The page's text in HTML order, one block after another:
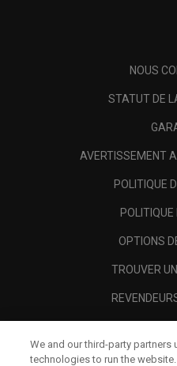
NOUS
STATUT DE
AVERTISSEMENT
POLITIQUE
POLITIQUE
OPTIONS
TROUVER
A
We and our third-party
technologies to run the